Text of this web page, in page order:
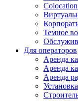
Темное
Для операторов
Аренда
Аренда
Аренда